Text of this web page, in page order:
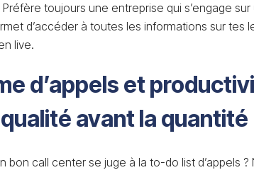
Préfère toujours une entreprise qui s’engage sur
d’accéder à toutes les informations sur tes
live.
d’appels et
avant la quantité
bon call center se juge à la to-do list d’appels ?